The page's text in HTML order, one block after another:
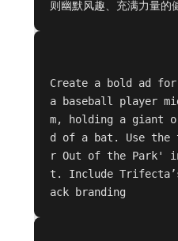
则幽默风趣、充满力量的
Create a bold ad
a baseball player
m, holding a giant
d of a bat. Use the
r Out of the Park'
t. Include
ack branding